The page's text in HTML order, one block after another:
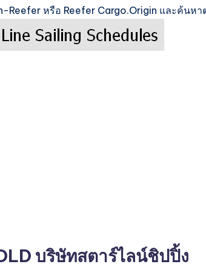
Reefer หรือ Reefer Cargo.Origin และค้นหา
บริษัทสตาร์ไลน์ชิปปิ้ง